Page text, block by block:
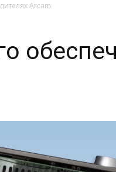
Arcam